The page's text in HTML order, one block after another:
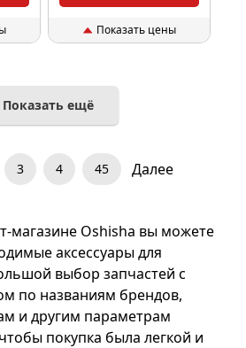
Показать цены
Показать ещё
3 4 45 Далее
магазине Oshisha вы можете
аксессуары для
выбор запчастей с
по названиям брендов,
и другим параметрам
покупка была легкой и